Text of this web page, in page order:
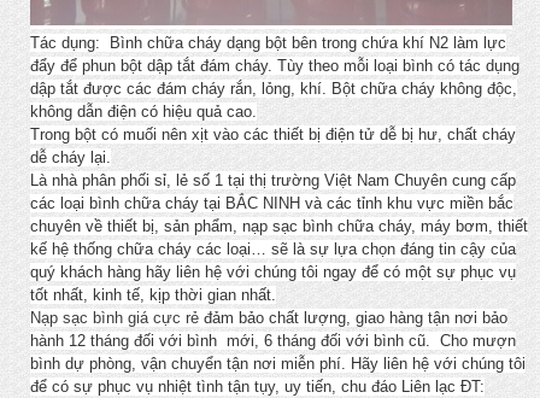
Tác dụng: Bình chữa cháy dạng bột bên trong chứa khí N2 làm lực
đẩy để phun bột dập tắt đám cháy. Tùy theo mỗi loại bình có tác dụng
dập tắt được các đám cháy rắn, lỏng, khí. Bột chữa cháy không độc,
không dẫn điện có hiệu quả cao.
Trong bột có muối nên xịt vào các thiết bị điện tử dễ bị hư, chất cháy
dễ cháy lại.
Là nhà phân phối sỉ, lẻ số 1 tại thị trường Việt Nam Chuyên cung cấp
các loại bình chữa cháy tại BẮC NINH và các tỉnh khu vực miền bắc
chuyên về thiết bị, sản phẩm, nạp sạc bình chữa cháy, máy bơm, thiết
kế hệ thống chữa cháy các loại… sẽ là sự lựa chọn đáng tin cậy của
quý khách hàng hãy liên hệ với chúng tôi ngay để có một sự phục vụ
tốt nhất, kinh tế, kịp thời gian nhất.
Nạp sạc bình giá cực rẻ đảm bảo chất lượng, giao hàng tận nơi bảo
hành 12 tháng đối với bình mới, 6 tháng đối với bình cũ. Cho mượn
bình dự phòng, vận chuyển tận nơi miễn phí. Hãy liên hệ với chúng tôi
để có sự phục vụ nhiệt tình tận tụy, uy tiến, chu đáo Liên lạc ĐT: